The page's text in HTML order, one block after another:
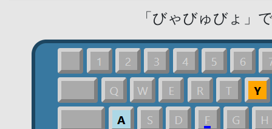
「びゃびゅびょ」